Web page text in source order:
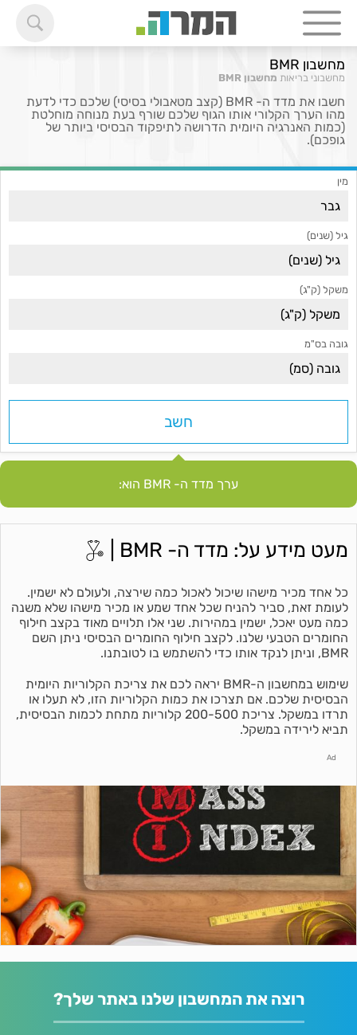
מחשבון BMR
מחשבוני בריאות מחשבון BMR
חשבו את מדד ה- BMR (קצב מטאבולי בסיסי) שלכם כדי לדעת
מהו הערך הקלורי אותו הגוף שלכם שורף בעת מנוחה מוחלטת
(כמות האנרגיה היומית הדרושה לתיפקוד הבסיסי ביותר של
גופכם).
מין
גיל (שנים)
משקל (ק"ג)
גובה בס"מ
ערך מדד ה- BMR הוא:
מעט מידע על: מדד ה- BMR |
כל אחד מכיר מישהו שיכול לאכול כמה שירצה, ולעולם לא ישמין.
לעומת זאת, סביר להניח שכל אחד שמע או מכיר מישהו שלא משנה
כמה מעט יאכל, ישמין במהירות. שני אלו תלויים מאוד בקצב חילוף
החומרים הטבעי שלנו. לקצב חילוף החומרים הבסיסי ניתן השם
BMR, וניתן לנקד אותו כדי להשתמש בו לטובתנו.
שימוש במחשבון ה-BMR יראה לכם את צריכת הקלוריות היומית
הבסיסית שלכם. אם תצרכו את כמות הקלוריות הזו, לא תעלו או
תרדו במשקל. צריכת 200-500 קלוריות מתחת לכמות הבסיסית,
תביא לירידה במשקל.
Ad
רוצה את המחשבון שלנו באתר שלך?